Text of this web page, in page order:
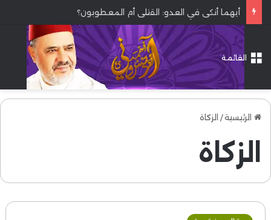
أيهما أنكى في العدو: القتلى أم المعطوبون؟
القائمة
الرئيسية/ الزكاة
الزكاة